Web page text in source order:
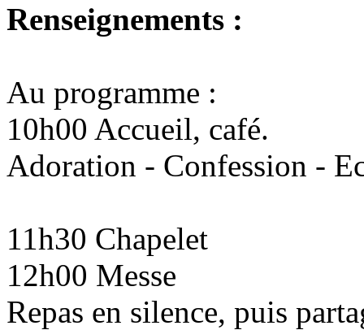
Renseignements :
Au programme :
10h00 Accueil, café.
Adoration - Confession -
11h30 Chapelet
12h00 Messe
Repas en silence, puis